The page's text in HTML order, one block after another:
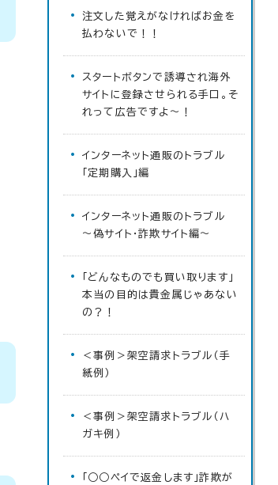
注文した覚えがなければお金を
払わないで！！
スタートボタンで誘導され海外
サイトに登録させられる手口。そ
れって広告ですよ～！
インターネット通販のトラブル
「定期購入」編
インターネット通販のトラブル
～偽サイト・詐欺サイト編～
「どんなものでも買い取ります」
本当の目的は貴金属じゃあない
の？！
＜事例＞架空請求トラブル（手
紙例）
＜事例＞架空請求トラブル（ハ
ガキ例）
「○○ペイで返金します」詐欺が